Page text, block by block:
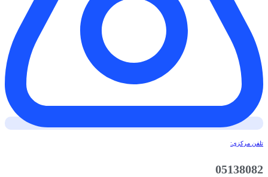
تلفن مرکزی:
05138082